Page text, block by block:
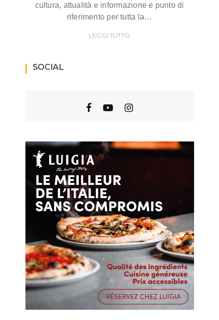
cultura, attualità e informazione e punto di
riferimento per tutta la…
LEGGI TUTTO
SOCIAL